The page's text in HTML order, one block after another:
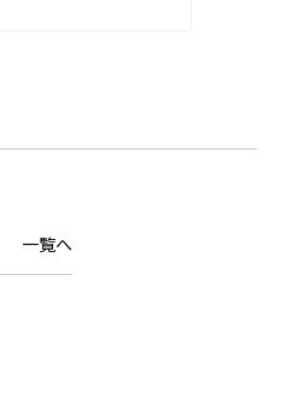
一覧へ